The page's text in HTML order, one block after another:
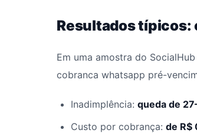
Resultados típicos:
Em uma amostra do
cobranca whatsapp pré-
Inadimplência: queda de
Custo por cobrança: de R$